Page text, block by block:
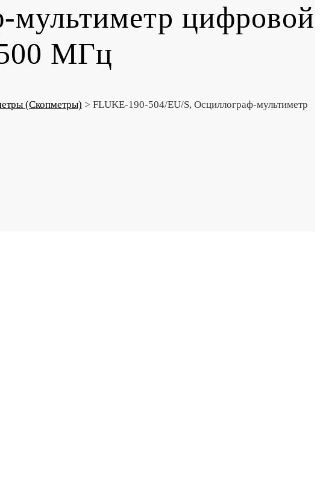
цифровой
МГц
(Скопметры) > FLUKE-190-504/EU/S, Осциллограф-мультиметр